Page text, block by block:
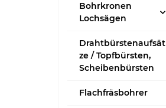
Bohrkronen
Lochsägen
Drahtbürstenaufsät
ze / Topfbürsten,
Scheibenbürsten
Flachfräsbohrer